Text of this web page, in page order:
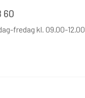
60
fredag kl. 09.00-12.00